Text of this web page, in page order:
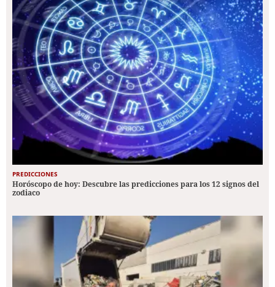
PREDICCIONES
Horóscopo de hoy: Descubre las predicciones para los 12 signos del
zodiaco